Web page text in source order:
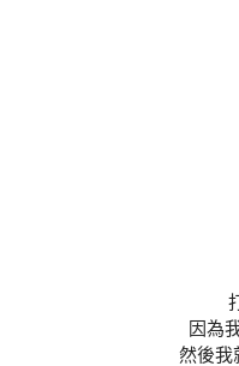
因為
然後我